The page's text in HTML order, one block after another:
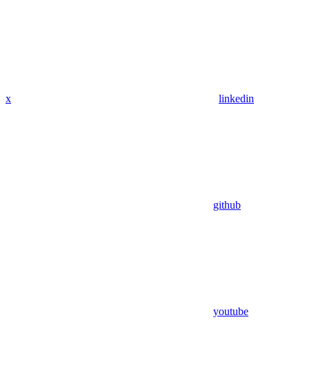
x linkedin
github
youtube